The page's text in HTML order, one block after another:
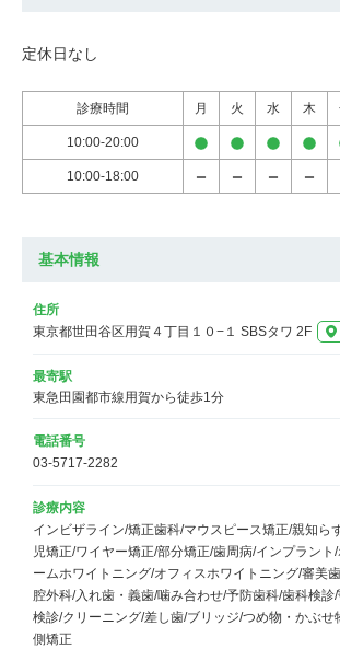
診療時間 月 火 水 木
10:00-20:00
10:00-18:00
定休日なし
基本情報
住所
東京都世田谷区用賀４丁目１０−１ SBSタワ 2F
最寄駅
東急田園都市線用賀から徒歩1分
電話番号
03-5717-2282
診療内容
インビザライン/矯正歯科/マウスピース矯正/親知ら
児矯正/ワイヤー矯正/部分矯正/歯周病/インプラント
ームホワイトニング/オフィスホワイトニング/審美
腔外科/入れ歯・義歯/噛み合わせ/予防歯科/歯科検診
検診/クリーニング/差し歯/ブリッジ/つめ物・かぶせ
側矯正